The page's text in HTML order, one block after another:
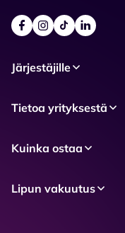
Järjestäjille
Tietoa yrityksestä
Kuinka ostaa
Lipun vakuutus